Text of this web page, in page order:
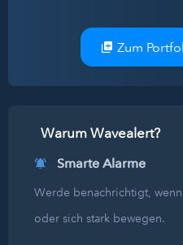
Zum
Warum Wavealert?
Smarte Alarme
Werde benachrichtigt,
oder sich stark bewegen.